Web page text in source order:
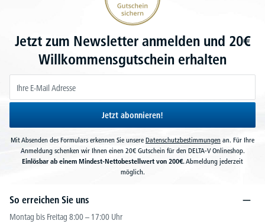
Jetzt zum Newsletter anmelden und 20€
Willkommensgutschein erhalten
Jetzt abonnieren!
Mit Absenden des Formulars erkennen Sie unsere Datenschutzbestimmungen an. Für Ihre
Anmeldung schenken wir Ihnen einen 20€ Gutschein für den DELTA-V Onlineshop.
Einlösbar ab einem Mindest-Nettobestellwert von 200€.Abmeldung jederzeit
möglich.
So erreichen Sie uns
Montag bis Freitag 8:00 – 17:00 Uhr